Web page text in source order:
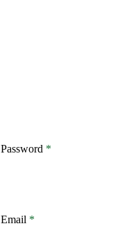
Password *
Email *